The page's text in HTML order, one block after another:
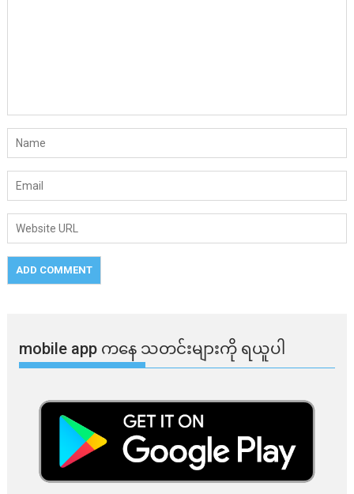
mobile app ​​ကနေ ​​သတင်းများကို ရယူပါ